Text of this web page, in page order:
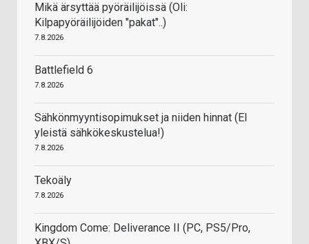
Mikä ärsyttää pyöräilijöissä (Oli:
Kilpapyöräilijöiden "pakat"..)
7.8.2026
Battlefield 6
7.8.2026
Sähkönmyyntisopimukset ja niiden hinnat (EI
yleistä sähkökeskustelua!)
7.8.2026
Tekoäly
7.8.2026
Kingdom Come: Deliverance II (PC, PS5/Pro,